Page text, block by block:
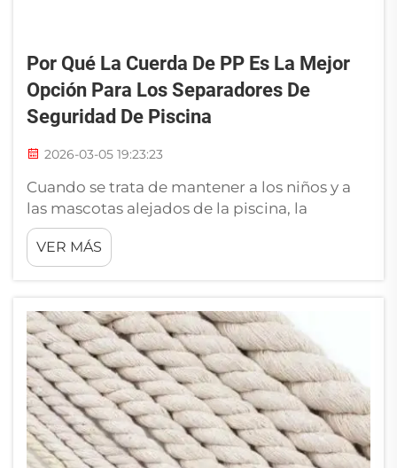
Por Qué La Cuerda De PP Es La Mejor
Opción Para Los Separadores De
Seguridad De Piscina
2026-03-05 19:23:23
Cuando se trata de mantener a los niños y a
las mascotas alejados de la piscina, la
seguridad es realmente un aspecto muy
importante. RIOOP ofrece una cuerda de PP
perfecta para esta tarea. Esta cuerda es
condiciones climáticas. Ayuda a establecer
un límite claro alrededor del área de la
piscina, por lo que...
VER MÁS